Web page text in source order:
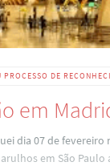
PROCESSO DE
em
dia 07 de
em São Paulo